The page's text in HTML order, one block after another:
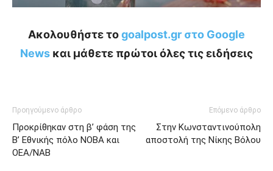
Ακολουθήστε τοgoalpost.gr στο Google
News και μάθετε πρώτοι όλες τις ειδήσεις
Προηγούμενο άρθρο
Προκρίθηκαν στη β’ φάση της
Β’ Εθνικής πόλο ΝΟΒΑ και
ΟΕΑ/ΝΑΒ
Επόμενο άρθρο
Στην Κωνσταντινούπολη
αποστολή της Νίκης Βόλου